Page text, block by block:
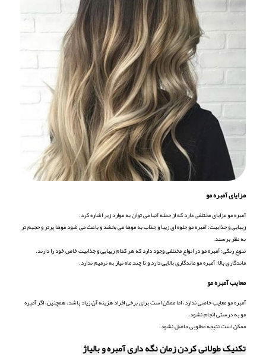
مزایای آمبره مو
آمبره مو مزایای مختلفی دارد که از جمله آنها می توان به موارد زیر اشاره کرد:
زیبایی و جذابیت: آمبره مو جلوه ای زیبا و جذاب به موها می بخشد و باعث می شود موها پرتر و حجیم تر
به نظر برسند.
تنوع رنگی: آمبره مو در انواع مختلفی وجود دارد که هر کدام زیبایی و جذابیت خاص خود را دارند.
ماندگاری بالا: آمبره مو ماندگاری بالایی دارد و تا چند ماه نیاز به ترمیم ندارد.
معایب آمبره مو
آمبره مو معایب خاصی ندارد، اما ممکن است برای برخی افراد هزینه آن زیاد باشد. همچنین، اگر آمبره
مو به درستی انجام نشود،
ممکن است نتیجه مطلوبی حاصل نشود.
تکنیک طولانی کردن زمان نگه داری آمبره و بالیاژ